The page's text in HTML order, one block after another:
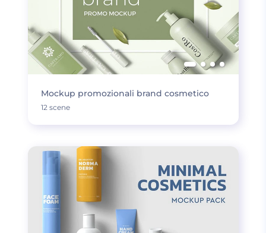
Mockup promozionali brand cosmetico
12 scene